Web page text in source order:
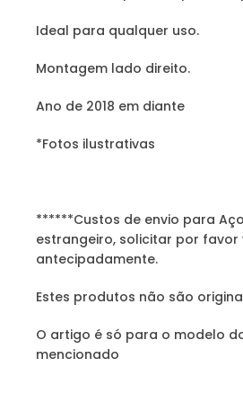
Ideal para qualquer uso.
Montagem lado direito.
Ano de 2018 em diante
*Fotos ilustrativas
******Custos de envio para
estrangeiro, solicitar por favor
antecipadamente.
Estes produtos não são
O artigo é só para o modelo
mencionado